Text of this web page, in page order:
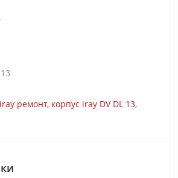
iray ремонт, корпус iray DV DL 13,